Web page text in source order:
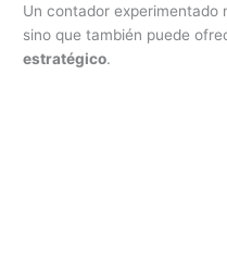
Un contador experimentado
sino que también puede
estratégico.